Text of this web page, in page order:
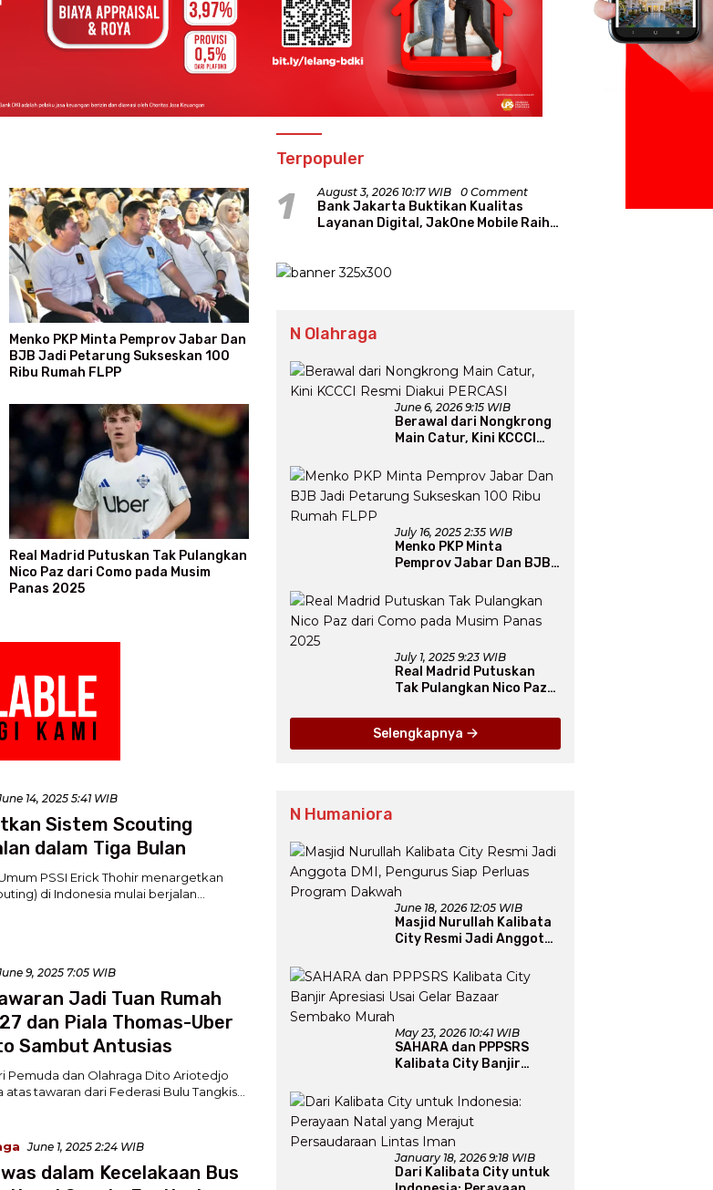
Menko PKP Minta Pemprov Jabar Dan
BJB Jadi Petarung Sukseskan 100
Ribu Rumah FLPP
Real Madrid Putuskan Tak Pulangkan
Nico Paz dari Como pada Musim
Panas 2025
14, 2025 5:41 WIB
Sistem Scouting
dalam Tiga Bulan
PSSI Erick Thohir menargetkan
di Indonesia mulai berjalan…
9, 2025 7:05 WIB
Jadi Tuan Rumah
dan Piala Thomas-Uber
Sambut Antusias
Pemuda dan Olahraga Dito Ariotedjo
tawaran dari Federasi Bulu Tangkis…
June 1, 2025 2:24 WIB
dalam Kecelakaan Bus
Terpopuler
1 August 3, 2026 10:17 WIB 0 Comment
Bank Jakarta Buktikan Kualitas
Layanan Digital, JakOne Mobile Raih
N Olahraga
June 6, 2026 9:15 WIB
Berawal dari Nongkrong
Main Catur, Kini KCCCI
July 16, 2025 2:35 WIB
Menko PKP Minta
Pemprov Jabar Dan BJB
100 Ribu Rumah FLPP
July 1, 2025 9:23 WIB
Real Madrid Putuskan
Tak Pulangkan Nico Paz
Panas 2025
Selengkapnya
N Humaniora
June 18, 2026 12:05 WIB
Masjid Nurullah Kalibata
City Resmi Jadi Anggota
Perluas Program Dakwah
May 23, 2026 10:41 WIB
SAHARA dan PPPSRS
Kalibata City Banjir
Bazaar Sembako Murah
January 18, 2026 9:18 WIB
Dari Kalibata City untuk